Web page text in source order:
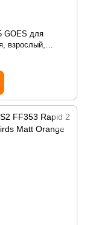
GOES для
взрослый,
85257H-